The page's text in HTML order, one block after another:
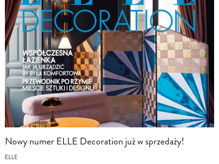
Nowy numer ELLE Decoration już w sprzedaży!
ELLE